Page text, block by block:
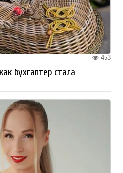
453
бухгалтер стала